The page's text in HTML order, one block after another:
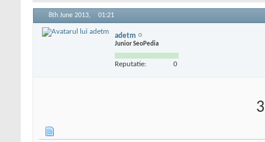
8th June 2013, 01:21
adetm
Junior SeoPedia
Reputatie: 0